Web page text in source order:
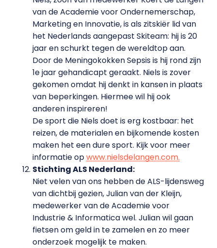
van de Academie voor Ondernemerschap,
Marketing en Innovatie, is als zitskiër lid van
het Nederlands aangepast Skiteam: hij is 20
jaar en schurkt tegen de wereldtop aan.
Door de Meningokokken Sepsis is hij rond zijn
1e jaar gehandicapt geraakt. Niels is zover
gekomen omdat hij denkt in kansen in plaats
van beperkingen. Hiermee wil hij ook
anderen inspireren!
De sport die Niels doet is erg kostbaar: het
reizen, de materialen en bijkomende kosten
maken het een dure sport. Kijk voor meer
informatie opwww.nielsdelangen.com.
Stichting ALS Nederland:
Niet velen van ons hebben de ALS-lijdensweg
van dichtbij gezien, Julian van der Kleijn,
medewerker van de Academie voor
Industrie & Informatica wel. Julian wil gaan
fietsen om geld in te zamelen en zo meer
onderzoek mogelijk te maken.